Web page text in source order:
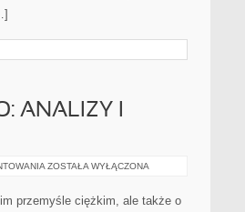
ANALIZY I
RYNEK
ANALIZY
I
ZOSTAŁA WYŁĄCZONA
przemyśle ciężkim, ale także o